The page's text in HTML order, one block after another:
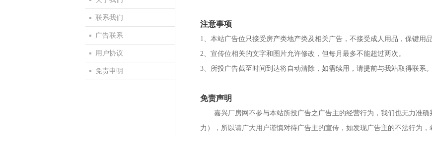
联系我们
广告联系
用户协议
免责申明
注意事项
1、本站广告位只接受房产类地产类及相关广告，不接受成人用品，保键用
2、宣传位相关的文字和图片允许修改，但每月最多不能超过两次。
3、所投广告截至时间到达将自动清除，如需续用，请提前与我站取得联系。
免责声明
嘉兴厂房网不参与本站所投广告之广告主的经营行为，我们也无力准
力），所以请广大用户谨慎对待广告主的宣传，如发现广告主的不法行为，